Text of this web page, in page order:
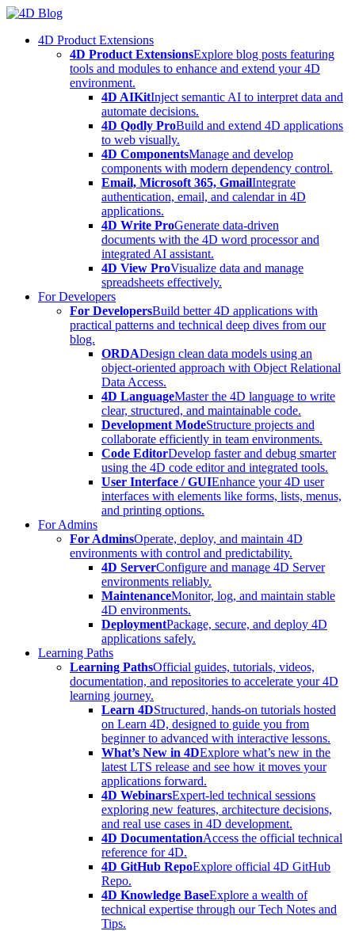
Skip
content4D Product Extensions
4D Product ExtensionsExplore blog posts featuring
tools and modules to enhance and extend your 4D
environment.
4D AIKitInject semantic AI to interpret data and
automate decisions.
4D Qodly ProBuild and extend 4D applications
to web visually.
4D ComponentsManage and develop
components with modern dependency control.
Email, Microsoft 365, GmailIntegrate
authentication, email, and calendar in 4D
applications.
4D Write ProGenerate data-driven
documents with the 4D word processor and
integrated AI assistant.
4D View ProVisualize data and manage
spreadsheets effectively.
For Developers
For DevelopersBuild better 4D applications with
practical patterns and technical deep dives from our
blog.
ORDADesign clean data models using an
object-oriented approach with Object Relational
Data Access.
4D LanguageMaster the 4D language to write
clear, structured, and maintainable code.
Development ModeStructure projects and
collaborate efficiently in team environments.
Code EditorDevelop faster and debug smarter
using the 4D code editor and integrated tools.
User Interface / GUIEnhance your 4D user
interfaces with elements like forms, lists, menus,
and printing options.
For Admins
For AdminsOperate, deploy, and maintain 4D
environments with control and predictability.
4D ServerConfigure and manage 4D Server
environments reliably.
MaintenanceMonitor, log, and maintain stable
4D environments.
DeploymentPackage, secure, and deploy 4D
applications safely.
Learning Paths
Learning PathsOfficial guides, tutorials, videos,
documentation, and repositories to accelerate your 4D
learning journey.
Learn 4DStructured, hands-on tutorials hosted
on Learn 4D, designed to guide you from
beginner to advanced with interactive lessons.
What’s New in 4DExplore what’s new in the
latest LTS release and see how it moves your
applications forward.
4D WebinarsExpert-led technical sessions
exploring new features, architecture decisions,
and real use cases in 4D development.
4D DocumentationAccess the official technical
reference for 4D.
4D GitHub RepoExplore official 4D GitHub
Repo.
4D Knowledge BaseExplore a wealth of
technical expertise through our Tech Notes and
Tips.